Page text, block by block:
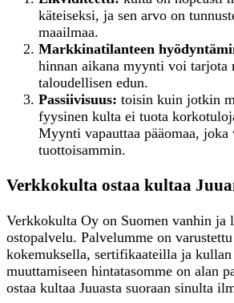
käteiseksi, ja sen arvo on
maailmaa.
Markkinatilanteen
hinnan aikana myynti voi tarjota
taloudellisen edun.
Passiivisuus: toisin kuin jotkin
fyysinen kulta ei tuota
Myynti vapauttaa pääomaa, joka
tuottoisammin.
Verkkokulta ostaa kultaa
Verkkokulta Oy on Suomen vanhin ja
ostopalvelu. Palvelumme on
kokemuksella, sertifikaateilla ja kullan
muuttamiseen hintatasomme on alan
ostaa kultaa Juuasta suoraan sinulta